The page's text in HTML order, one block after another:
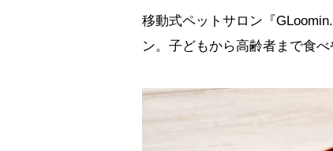
移動式ペットサロン『
ン。子どもから高齢者まで食